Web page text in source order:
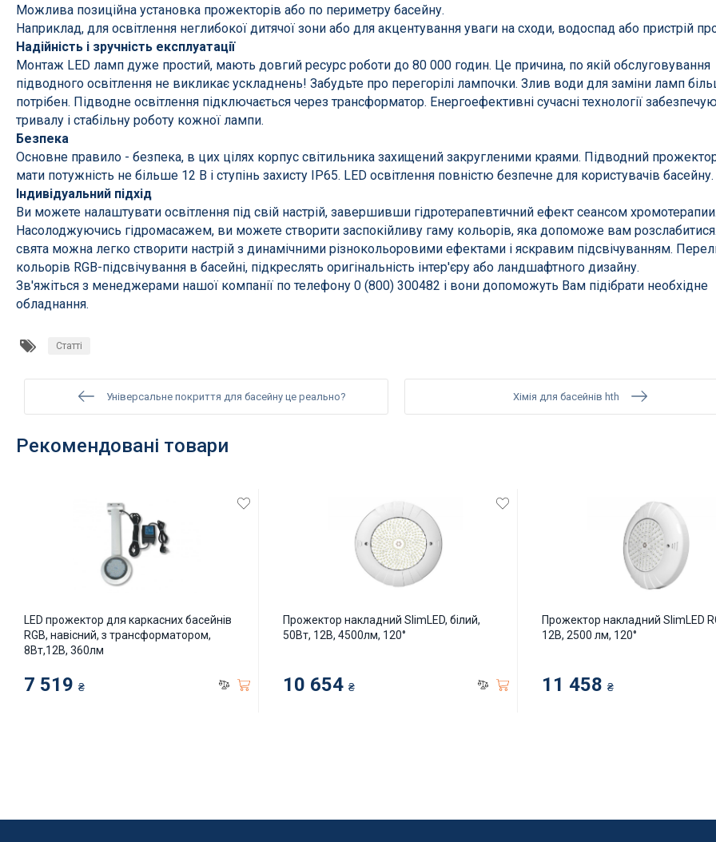
Гамма CALCARA (Калькара)
Керамограніт
Нагрівачі для басейну
Теплові насоси
Електронагрівачі
Теплообмінники
Сонячні колектори
Запчастини і супутні товари
Освітлення басейнів
Трансформатори і модулятори
Запчастини та супутні товари
Сходи, душі і
Сонячні душі
Ультрафіолетові установки
Ультрафіолет для громадських
басейнів
Озонатори
Автоматичні дозатори
Дозатори сухого гіпохлориту
Запчастини і витратні матеріали
Басейни для монтажу в грунт
Підйомники для басейнів Інклюзивність пляжів Закладні деталі
Форсунки
Можлива позиційна установка прожекторів або по периметру басейну.
Наприклад, для освітлення неглибокої дитячої зони або для акцентування уваги на сходи, водоспад або пристрій
Надійність і зручність експлуатації
Монтаж LED ламп дуже простий, мають довгий ресурс роботи до 80 000 годин. Це причина, по якій обслуговування
підводного освітлення не викликає ускладнень! Забудьте про перегорілі лампочки. Злив води для заміни ламп
потрібен. Підводне освітлення підключається через трансформатор. Енергоефективні сучасні технології
тривалу і стабільну роботу кожної лампи.
Безпека
Основне правило - безпека, в цих цілях корпус світильника захищений закругленими краями. Підводний
мати потужність не більше 12 В і ступінь захисту IP65. LED освітлення повністю безпечне для користувачів басейну.
Індивідуальний підхід
Ви можете налаштувати освітлення під свій настрій, завершивши гідротерапевтичний ефект сеансом хромотерапии.
Насолоджуючись гідромасажем, ви можете створити заспокійливу гаму кольорів, яка допоможе вам
свята можна легко створити настрій з динамічними різнокольоровими ефектами і яскравим підсвічуванням.
кольорів RGB-підсвічування в басейні, підкреслять оригінальність інтер'єру або ландшафтного дизайну.
Зв'яжіться з менеджерами нашої компанії по телефону 0 (800) 300482 і вони допоможуть Вам підібрати необхідне
обладнання.
Статті
Універсальне покриття для басейну це реально? Хімія для басейнів hth
Рекомендовані товари
LED прожектор для каркасних басейнів
RGB, навісний, з трансформатором,
8Вт,12В, 360лм
7 519 ₴
Прожектор накладний SlimLED, білий,
50Вт, 12В, 4500лм, 120°
10 654 ₴
Прожектор накладний SlimLED
12В, 2500 лм, 120°
11 458 ₴